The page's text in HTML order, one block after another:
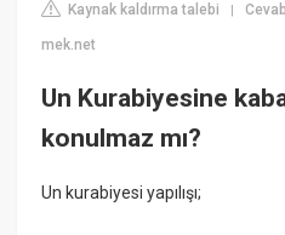
Kaynak kaldırma talebi |
mek.net
Un Kurabiyesine
konulmaz mı?
Un kurabiyesi yapılışı;